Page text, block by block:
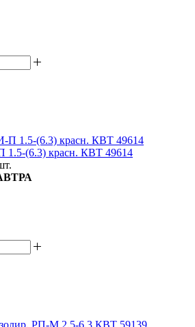
1.5-(6.3) красн. КВТ 49614